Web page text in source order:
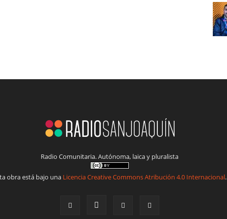
Radio Comunitaria. Autónoma, laica y pluralista
obra está bajo una Licencia Creative Commons Atribución 4.0 Internacional.